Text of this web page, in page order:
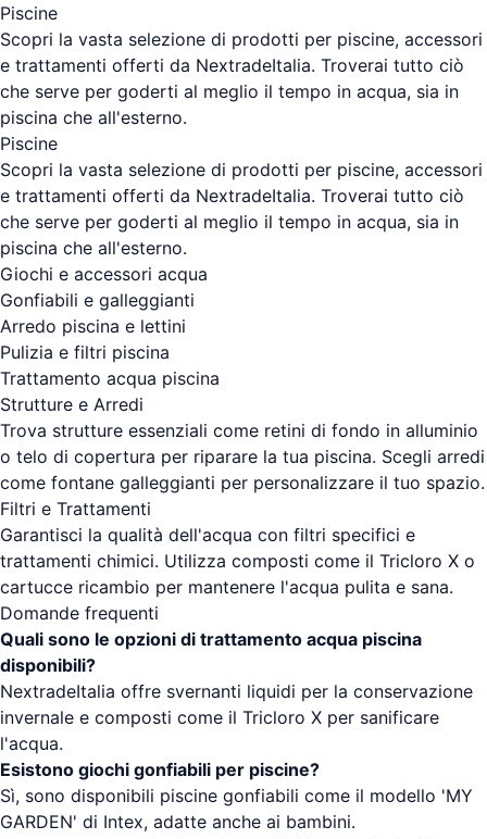
Piscine
Scopri la vasta selezione di prodotti per piscine, accessori
e trattamenti offerti da NextradeItalia. Troverai tutto ciò
che serve per goderti al meglio il tempo in acqua, sia in
piscina che all'esterno.
Piscine
Scopri la vasta selezione di prodotti per piscine, accessori
e trattamenti offerti da NextradeItalia. Troverai tutto ciò
che serve per goderti al meglio il tempo in acqua, sia in
piscina che all'esterno.
Giochi e accessori acqua
Gonfiabili e galleggianti
Arredo piscina e lettini
Pulizia e filtri piscina
Trattamento acqua piscina
Strutture e Arredi
Trova strutture essenziali come retini di fondo in alluminio
o telo di copertura per riparare la tua piscina. Scegli arredi
come fontane galleggianti per personalizzare il tuo spazio.
Filtri e Trattamenti
Garantisci la qualità dell'acqua con filtri specifici e
trattamenti chimici. Utilizza composti come il Tricloro X o
cartucce ricambio per mantenere l'acqua pulita e sana.
Domande frequenti
Quali sono le opzioni di trattamento acqua piscina
disponibili?
NextradeItalia offre svernanti liquidi per la conservazione
invernale e composti come il Tricloro X per sanificare
l'acqua.
Esistono giochi gonfiabili per piscine?
Sì, sono disponibili piscine gonfiabili come il modello 'MY
GARDEN' di Intex, adatte anche ai bambini.